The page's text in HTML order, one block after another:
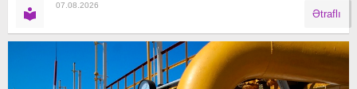
07.08.2026
Ətraflı